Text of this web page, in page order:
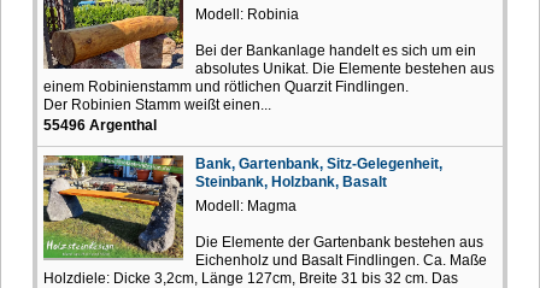
Modell: Robinia
Bei der Bankanlage handelt es sich um ein
absolutes Unikat. Die Elemente bestehen aus
einem Robinienstamm und rötlichen Quarzit Findlingen.
Der Robinien Stamm weißt einen...
55496 Argenthal
Bank, Gartenbank, Sitz-Gelegenheit,
Steinbank, Holzbank, Basalt
Modell: Magma
Die Elemente der Gartenbank bestehen aus
Eichenholz und Basalt Findlingen. Ca. Maße
Holzdiele: Dicke 3,2cm, Länge 127cm, Breite 31 bis 32 cm. Das